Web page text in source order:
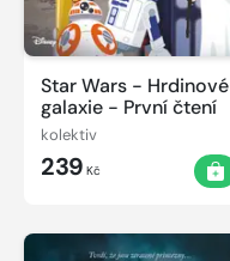
Star Wars - Hrdinové
galaxie - První čtení
kolektiv
239 Kč